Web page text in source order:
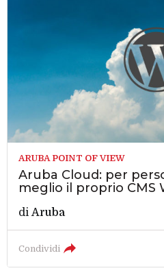
ARUBA POINT OF VIEW
Aruba Cloud: per
meglio il proprio CMS
diAruba
Condividi